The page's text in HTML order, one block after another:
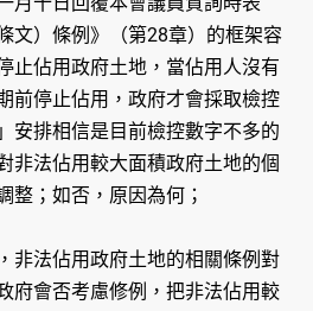
文）條例》（第28章）的框架容
止佔用政府土地，當佔用人沒有
前停止佔用，政府才會採取檢控
安排相信是目前檢控數字不多的
非法佔用較大面積政府土地的個
整；如否，原因為何；
非法佔用政府土地的相關條例對
府會否考慮修例，把非法佔用較